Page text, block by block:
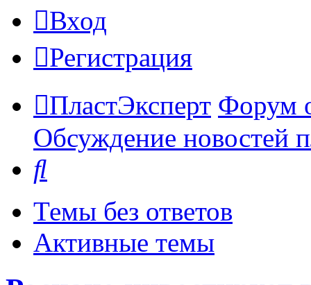
Вход
Регистрация
ПластЭксперт Форум
Обсуждение новостей
Темы без ответов
Активные темы